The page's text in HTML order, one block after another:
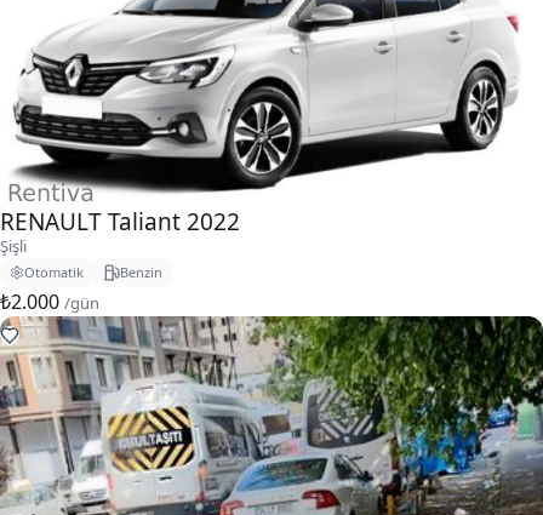
RENAULT Taliant 2022
Şişli
Otomatik Benzin
₺2.000 /gün